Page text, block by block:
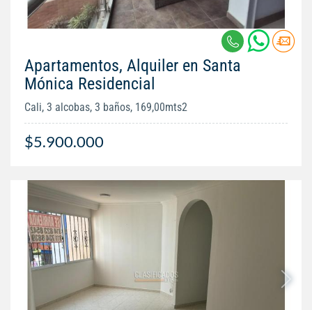
Apartamentos, Alquiler en Santa
Mónica Residencial
Cali, 3 alcobas, 3 baños, 169,00mts2
$5.900.000